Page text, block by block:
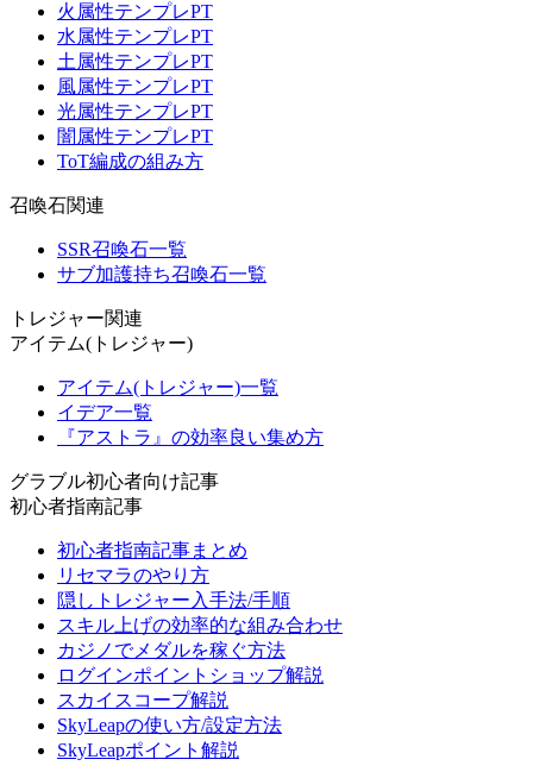
火属性テンプレPT
水属性テンプレPT
土属性テンプレPT
風属性テンプレPT
光属性テンプレPT
闇属性テンプレPT
ToT編成の組み方
召喚石関連
SSR召喚石一覧
サブ加護持ち召喚石一覧
トレジャー関連
アイテム(トレジャー)
アイテム(トレジャー)一覧
イデア一覧
『アストラ』の効率良い集め方
グラブル初心者向け記事
初心者指南記事
初心者指南記事まとめ
リセマラのやり方
隠しトレジャー入手法/手順
スキル上げの効率的な組み合わせ
カジノでメダルを稼ぐ方法
ログインポイントショップ解説
スカイスコープ解説
SkyLeapの使い方/設定方法
SkyLeapポイント解説